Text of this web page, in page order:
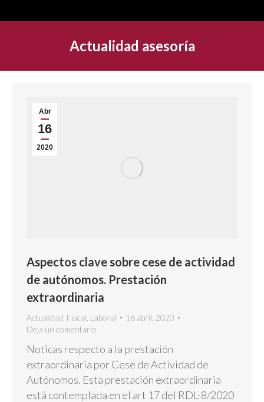
Actualidad asesoría
Abr
16
2020
Aspectos clave sobre cese de actividad
de autónomos. Prestación
extraordinaria
Actualidad Fiscal Laboral
16 abril, 2020
Deja un comentario
Noticas respecto a la prestación
extraordinaria por Cese de Actividad de
Autónomos. Esta prestación extraordinaria
está contemplada en el art 17 del RDL-8/2020